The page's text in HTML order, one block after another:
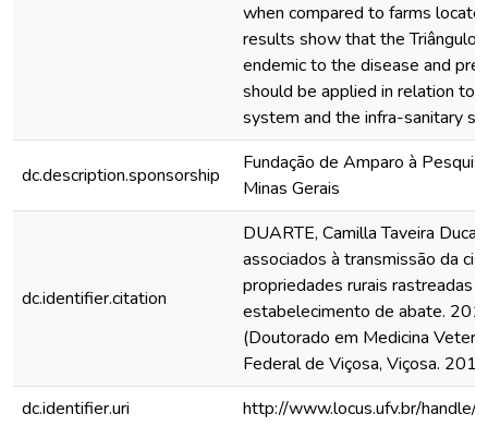
when compared to farms
results show that the Triângulo
endemic to the disease and
should be applied in relation to
system and the infra-sanitary
dc.description.sponsorship
Fundação de Amparo à
Minas Gerais
dc.identifier.citation
DUARTE, Camilla Taveira
associados à transmissão da
propriedades rurais rastreadas
estabelecimento de abate.
(Doutorado em Medicina
Federal de Viçosa, Viçosa.
dc.identifier.uri
http://www.locus.ufv.br/